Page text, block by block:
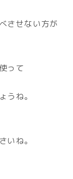
させない方が
って
うね。
いね。